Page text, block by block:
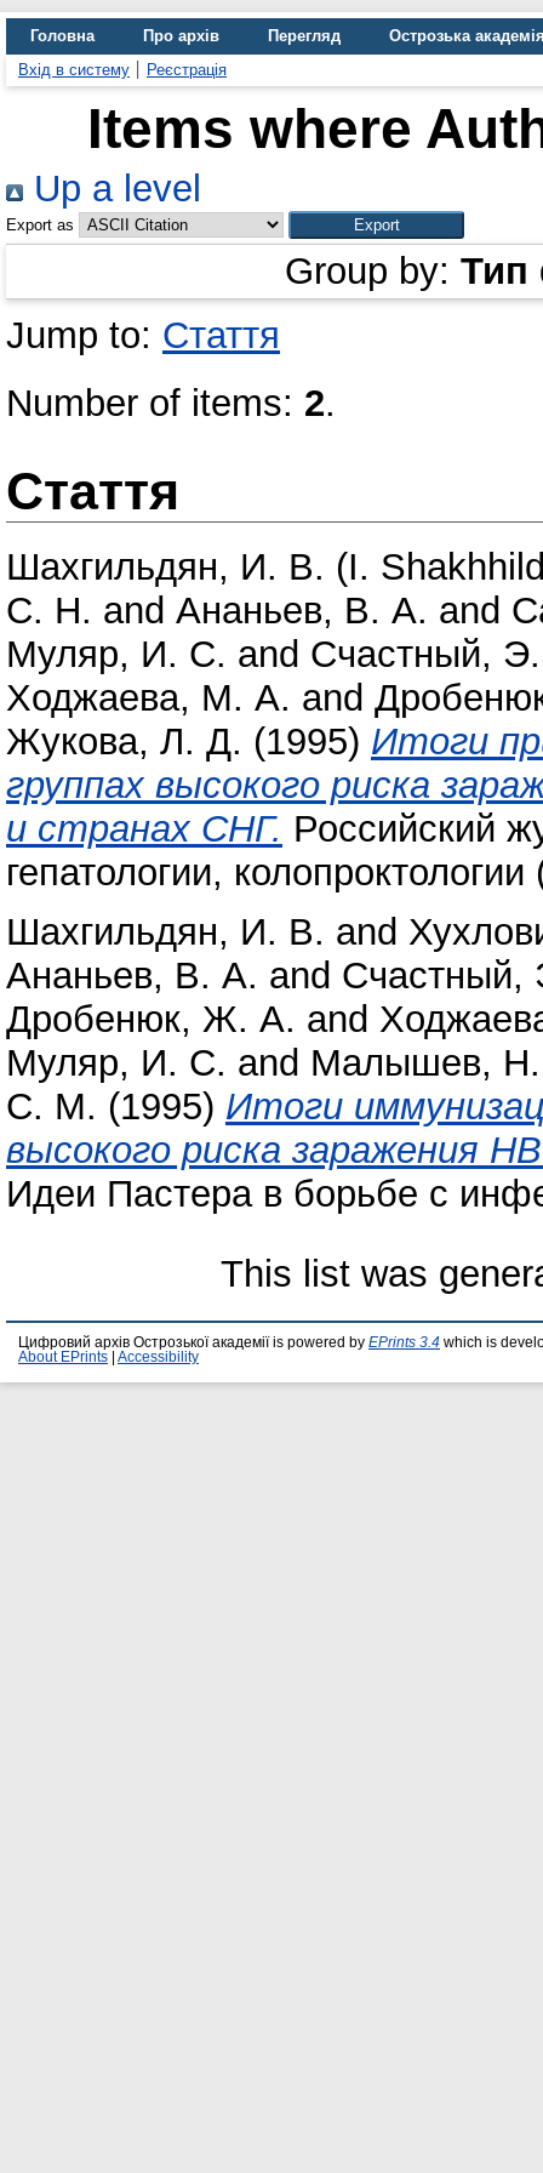
Головна Про архів Перегляд
Острозька
Вхід в систему
Реєстрація
Items where
Up a level
Export as
Group by: Тип
Jump to: Стаття
Number of items: 2.
Стаття
Шахгильдян, И. В. (I.
С. Н. and Ананьев, В. А. and
Муляр, И. С. and Счастный,
Ходжаева, М. А. and
Жукова, Л. Д. (1995) Итоги
группах высокого риска
и странах СНГ. Российский
гепатологии,
Шахгильдян, И. В. and
Ананьев, В. А. and Счастный,
Дробенюк, Ж. А. and
Муляр, И. С. and Малышев,
С. М. (1995) Итоги
высокого риска заражения
Идеи Пастера в борьбе с
This list was
Цифровий архів Острозької академії is powered by EPrints 3.4 which is
About EPrints
Accessibility